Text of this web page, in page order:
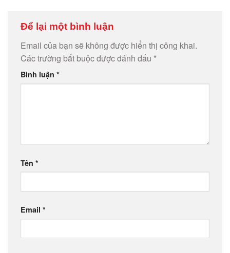
Để lại một bình luận
Email của bạn sẽ không được hiển thị công khai.
Các trường bắt buộc được đánh dấu *
Bình luận *
Tên *
Email *